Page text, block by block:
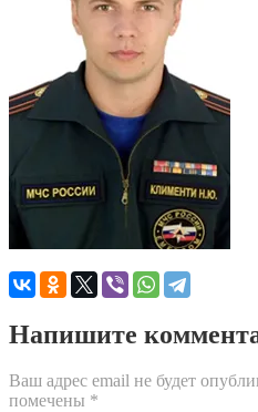
Напишите
Ваш адрес email не будет
помечены *